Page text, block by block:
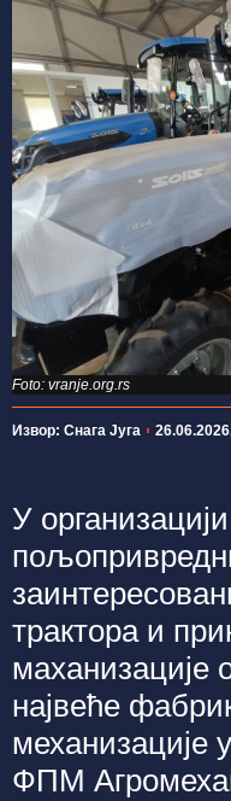
Foto: vranje.org.rs
Извор: Снага Југа
У
трактора и
маханизације
највеће
механизације
ФПМ